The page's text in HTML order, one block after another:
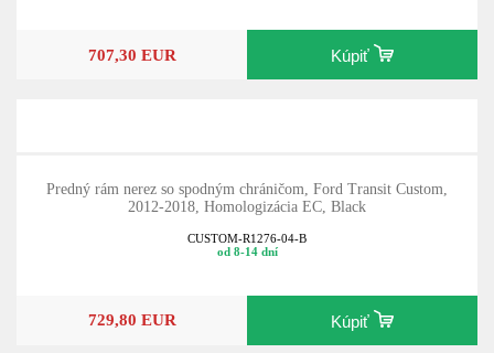
707,30 EUR Kúpiť
Predný rám nerez so spodným chráničom, Ford Transit Custom,
2012-2018, Homologizácia EC, Black
CUSTOM-R1276-04-B
od 8-14 dní
729,80 EUR Kúpiť